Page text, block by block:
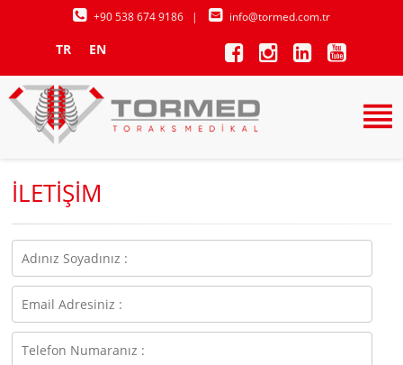
+90 538 674 9186 | info@tormed.com.tr
TR EN
İLETİŞİM